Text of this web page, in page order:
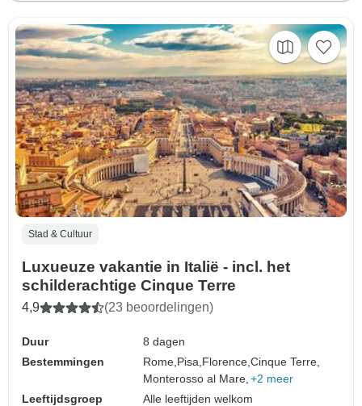
Stad & Cultuur
Luxueuze vakantie in Italië - incl. het
schilderachtige Cinque Terre
4,9 (23 beoordelingen)
Duur
8 dagen
Bestemmingen
Rome, Pisa, Florence,Cinque Terre,
Monterosso al Mare, +2 meer
Leeftijdsgroep
Alle leeftijden welkom